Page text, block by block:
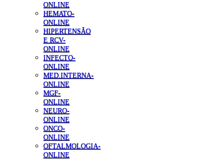
ONLINE
HEMATO-
ONLINE
HIPERTENSÃO
E RCV-
ONLINE
INFECTO-
ONLINE
MED.INTERNA-
ONLINE
MGF-
ONLINE
NEURO-
ONLINE
ONCO-
ONLINE
OFTALMOLOGIA-
ONLINE